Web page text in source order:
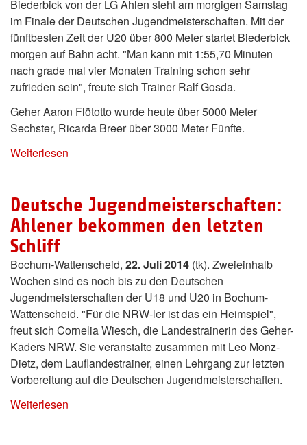
Biederbick von der LG Ahlen steht am morgigen Samstag
im Finale der Deutschen Jugendmeisterschaften. Mit der
fünftbesten Zeit der U20 über 800 Meter startet Biederbick
morgen auf Bahn acht. "Man kann mit 1:55,70 Minuten
nach grade mal vier Monaten Training schon sehr
zufrieden sein", freute sich Trainer Ralf Gosda.
Geher Aaron Flötotto wurde heute über 5000 Meter
Sechster, Ricarda Breer über 3000 Meter Fünfte.
Weiterlesen
Deutsche Jugendmeisterschaften:
Ahlener bekommen den letzten
Schliff
Bochum-Wattenscheid, 22. Juli 2014 (tk). Zweieinhalb
Wochen sind es noch bis zu den Deutschen
Jugendmeisterschaften der U18 und U20 in Bochum-
Wattenscheid. "Für die NRW-ler ist das ein Heimspiel",
freut sich Cornelia Wiesch, die Landestrainerin des Geher-
Kaders NRW. Sie veranstalte zusammen mit Leo Monz-
Dietz, dem Lauflandestrainer, einen Lehrgang zur letzten
Vorbereitung auf die Deutschen Jugendmeisterschaften.
Weiterlesen